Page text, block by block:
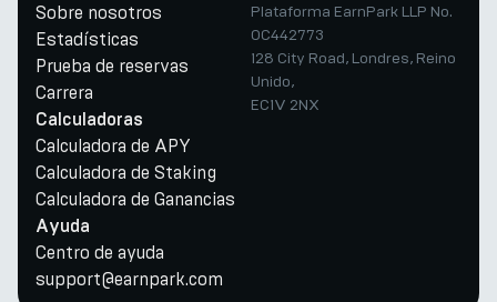
Sobre nosotros
Estadísticas
Prueba de reservas
Carrera
Calculadoras
Calculadora de APY
Calculadora de Staking
Calculadora de Ganancias
Ayuda
Centro de ayuda
support@earnpark.com
Plataforma EarnPark LLP No.
OC442773
128 City Road, Londres, Reino
Unido,
EC1V 2NX